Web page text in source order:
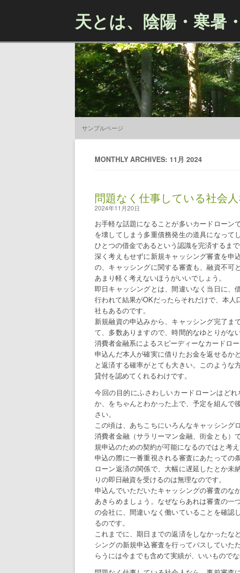
天とは、陰陽・寒暑
サンプルページ
MONTHLY ARCHIVES: 11月 2024
問題なく仕事している社会
2024年11月20日
お手軽な話題になることが多いカードローン
を壊してしまう多重債務発生の道具になって
ひとつの借金であるという認識を完済するまで
深く考えもせずに新規キャッシング審査を申
の、キャッシングに関する審査も、融資不可
あまり軽く考えないほうがいいでしょう。
即日キャッシングとは、間違いなく当日に、
行われて結果がOKだったらそれだけで、本
社もあるのです。
新規融資の申込みから、キャッシング完了ま
て、多数ありますので、時間的なゆとりがな
消費者金融系によるスピーディーなカードロー
申込んだ本人が確実に借りたお金を返せるか
と返済する確率がとても大きい。このような
貸付を認めてくれるわけです。
今回の目的にふさわしいカードローンはど
か、をちゃんとわかった上で、予定を組んで
さい。
この頃は、あちこちにいろんなキャッシング
消費者金融（サラリーマン金融、街金とも）
規申込のための契約が可能になるのではと考え
申込の際に一番重視される審査にあたっての
ローン返済の関係で、大幅に遅延したとか未
りの即日融資を受けるのは無理なのです。
申込んでいただいたキャッシングの審査のな
あきらめましょう。なぜならあれは審査の一
の会社に、間違いなく働いていることを確認
るのです。
これまでに、期日までの返済をしなかったな
シングの新規申込審査を行ってパスしていた
らうには今までも含めて実績が、いいもので